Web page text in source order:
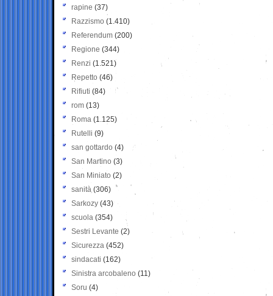
rapine (37)
Razzismo (1.410)
Referendum (200)
Regione (344)
Renzi (1.521)
Repetto (46)
Rifiuti (84)
rom (13)
Roma (1.125)
Rutelli (9)
san gottardo (4)
San Martino (3)
San Miniato (2)
sanità (306)
Sarkozy (43)
scuola (354)
Sestri Levante (2)
Sicurezza (452)
sindacati (162)
Sinistra arcobaleno (11)
Soru (4)